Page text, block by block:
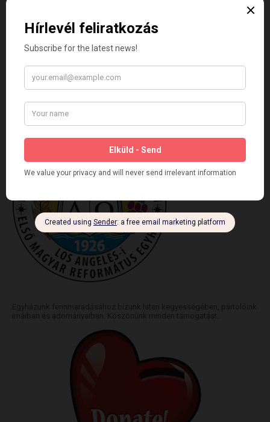
Founded August 1st, 1926.